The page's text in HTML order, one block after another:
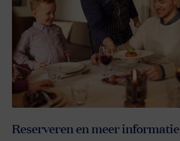
Reserveren en meer informatie